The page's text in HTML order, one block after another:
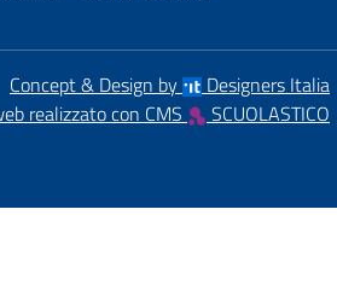
Concept & Design by
Designers Italia
realizzato con CMS
SCUOLASTICO